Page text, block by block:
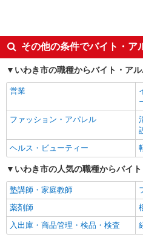
ボーナス・賞与あり
交通費支給
産休・育休取得実績あり
その他の条件でバイト・ア
いわき市の職種からバイト・ア
営業
ファッション・アパレル
ヘルス・ビューティー
いわき市の人気の職種からバイ
塾講師・家庭教師
薬剤師
入出庫・商品管理・検品・検査